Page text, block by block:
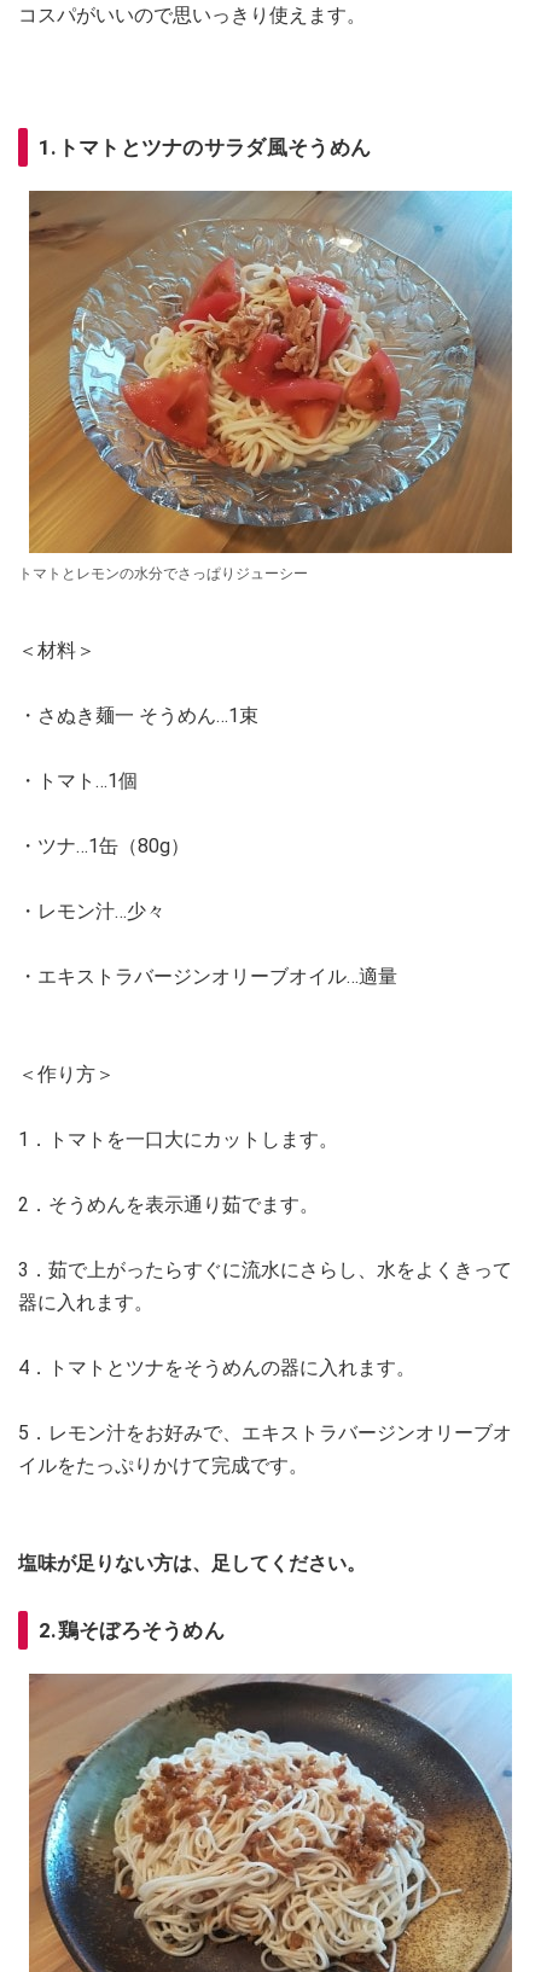
コスパがいいので思いっきり使えます。
1.トマトとツナのサラダ風そうめん
トマトとレモンの水分でさっぱりジューシー
＜材料＞
・さぬき麺一 そうめん…1束
・トマト…1個
・ツナ…1缶（80g）
・レモン汁…少々
・エキストラバージンオリーブオイル…適量
＜作り方＞
1．トマトを一口大にカットします。
2．そうめんを表示通り茹でます。
3．茹で上がったらすぐに流水にさらし、水をよくきって
器に入れます。
4．トマトとツナをそうめんの器に入れます。
5．レモン汁をお好みで、エキストラバージンオリーブオ
イルをたっぷりかけて完成です。
塩味が足りない方は、足してください。
2.鶏そぼろそうめん